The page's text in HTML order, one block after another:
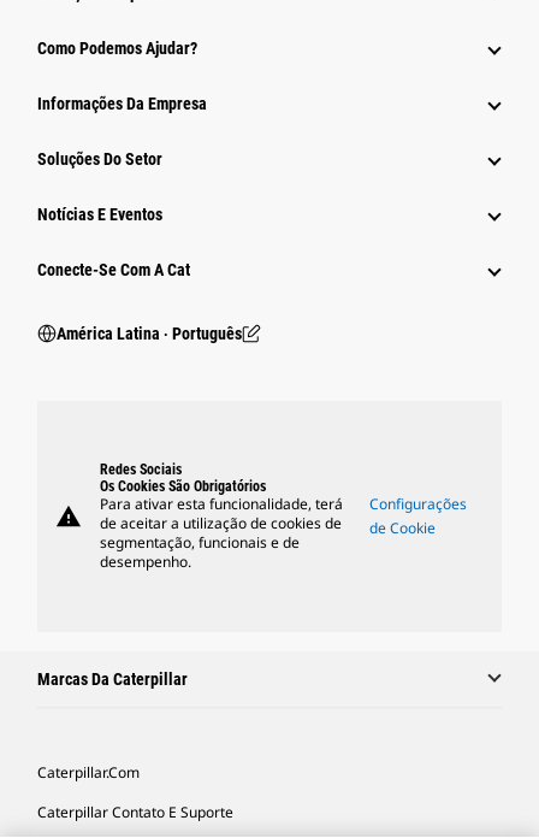
Como Podemos Ajudar?
Informações Da Empresa
Soluções Do Setor
Notícias E Eventos
Conecte-Se Com A Cat
América Latina ‧ Português
warning
Redes Sociais
Os Cookies São Obrigatórios
Para ativar esta funcionalidade, terá
de aceitar a utilização de cookies de
segmentação, funcionais e de
desempenho.
Configurações
de Cookie
Marcas Da Caterpillar
Caterpillar.com
Caterpillar Contato E Suporte